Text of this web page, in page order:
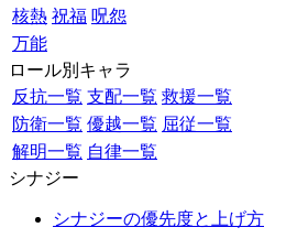
核熱 祝福 呪怨
万能
ロール別キャラ
反抗一覧 支配一覧 救援一覧
防衛一覧 優越一覧 屈従一覧
解明一覧 自律一覧
シナジー
シナジーの優先度と上げ方